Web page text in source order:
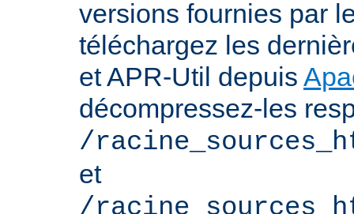
versions fournies par
téléchargez les
et APR-Util depuis
décompressez-les
/
et
/